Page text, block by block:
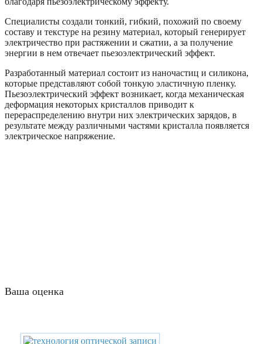
Специалисты создали тонкий, гибкий, похожий по своему
составу и текстуре на резину материал, который генерирует
электричество при растяжении и сжатии, а за получение
энергии в нем отвечает пьезоэлектрический эффект.
Разработанный материал состоит из наночастиц и силикона,
которые представляют собой тонкую эластичную пленку.
Пьезоэлектрический эффект возникает, когда механическая
деформация некоторых кристаллов приводит к
перераспределению внутри них электрических зарядов, в
результате между различными частями кристалла появляется
электрическое напряжение.
Ваша оценка